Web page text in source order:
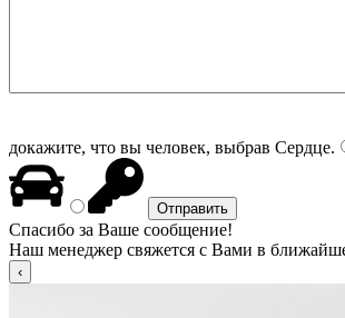
докажите, что вы человек, выбрав Сердце.
Спасибо за Ваше сообщение!
Наш менеджер свяжется с Вами в